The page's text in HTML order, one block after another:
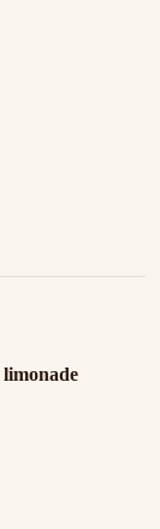
limonade